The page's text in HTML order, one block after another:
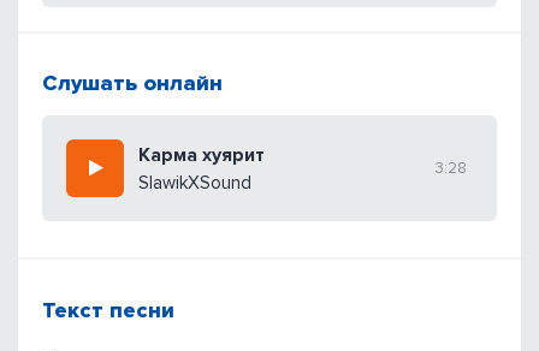
Слушать онлайн
Карма хуярит
SlawikXSound
3:28
Текст песни